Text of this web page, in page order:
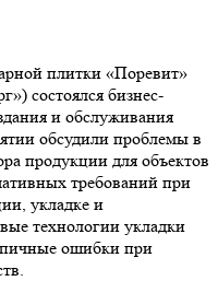
плитки «Поревит»
состоялся бизнес-
и обслуживания
обсудили проблемы в
продукции для объектов
требований при
укладке и
технологии укладки
ошибки при